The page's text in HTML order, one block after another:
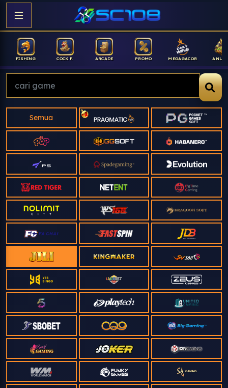
COCK F. ARCADE PROMO MEGAGACOR ANUBIS
Semua